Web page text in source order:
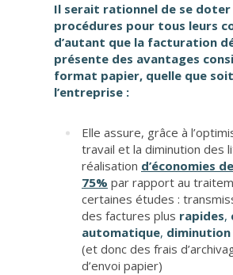
Il serait rationnel de se doter
procédures pour tous leurs
d’autant que la facturation
présente des avantages
format papier, quelle que
l’entreprise :
Elle assure, grâce à
travail et la diminution des
réalisation d’économies
75% par rapport au
certaines études :
des factures plus rapides,
automatique,
(et donc des frais
d’envoi papier)